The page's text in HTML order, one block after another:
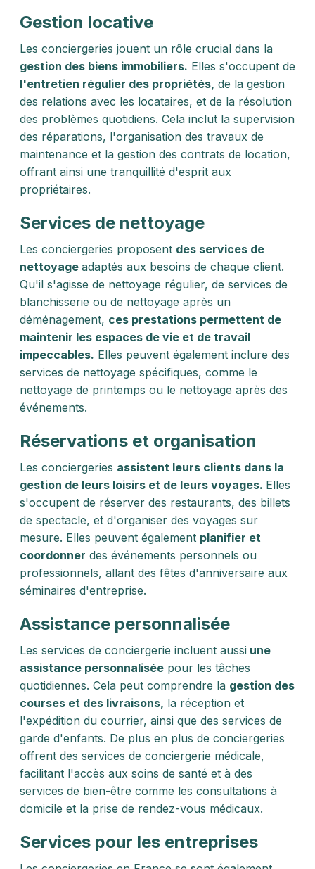
Gestion locative
Les conciergeries jouent un rôle crucial dans la
gestion des biens immobiliers. Elles s'occupent de
l'entretien régulier des propriétés, de la gestion
des relations avec les locataires, et de la résolution
des problèmes quotidiens. Cela inclut la supervision
des réparations, l'organisation des travaux de
maintenance et la gestion des contrats de location,
offrant ainsi une tranquillité d'esprit aux
propriétaires.
Services de nettoyage
Les conciergeries proposent des services de
nettoyage adaptés aux besoins de chaque client.
Qu'il s'agisse de nettoyage régulier, de services de
blanchisserie ou de nettoyage après un
déménagement, ces prestations permettent de
maintenir les espaces de vie et de travail
impeccables. Elles peuvent également inclure des
services de nettoyage spécifiques, comme le
nettoyage de printemps ou le nettoyage après des
événements.
Réservations et organisation
Les conciergeries assistent leurs clients dans la
gestion de leurs loisirs et de leurs voyages. Elles
s'occupent de réserver des restaurants, des billets
de spectacle, et d'organiser des voyages sur
mesure. Elles peuvent également planifier et
coordonner des événements personnels ou
professionnels, allant des fêtes d'anniversaire aux
séminaires d'entreprise.
Assistance personnalisée
Les services de conciergerie incluent aussi une
assistance personnalisée pour les tâches
quotidiennes. Cela peut comprendre la gestion des
courses et des livraisons, la réception et
l'expédition du courrier, ainsi que des services de
garde d'enfants. De plus en plus de conciergeries
offrent des services de conciergerie médicale,
facilitant l'accès aux soins de santé et à des
services de bien-être comme les consultations à
domicile et la prise de rendez-vous médicaux.
Services pour les entreprises